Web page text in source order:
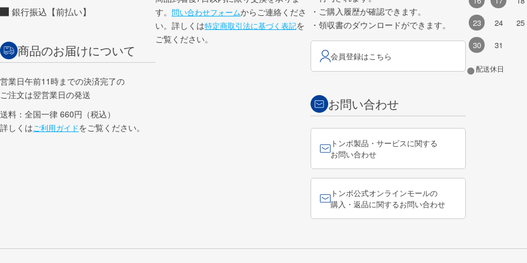
銀行振込【前払い】
商品のお届けについて
営業日午前11時までの決済完了の
ご注文は翌営業日の発送
送料：全国一律 660円（税込）
詳しくはご利用ガイドをご覧ください。
す。 問い合わせフォームからご連絡くださ
い。詳しくは特定商取引法に基づく表記を
ご覧ください。
・ご購入履歴が確認できます。
・領収書のダウンロードができます。
会員登録はこちら
お問い合わせ
トンボ製品・サービスに関する
お問い合わせ
トンボ公式オンラインモールの
購入・返品に関するお問い合わせ
23
24 25
30
31
●配送休日